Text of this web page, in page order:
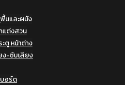
นและผนัง
แต่งสวน
ตู หน้าต่าง
ง-ซับเสียง
อร์ด